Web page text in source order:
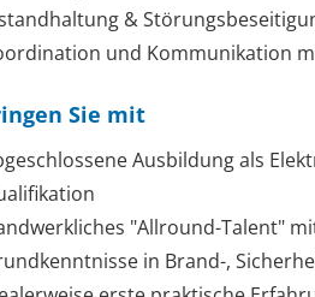
&
und Kommunikation
Sie mit
Ausbildung als
"Allround-Talent"
in Brand-,